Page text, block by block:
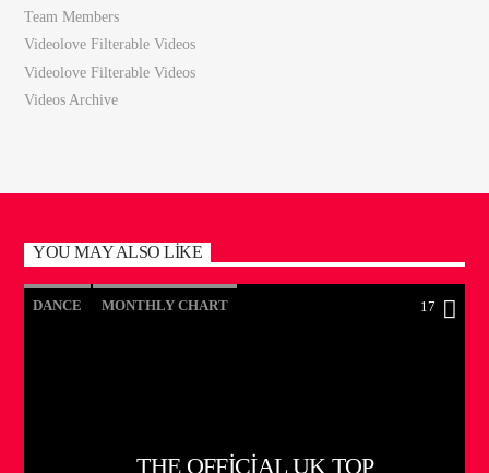
Team Members
Videolove Filterable Videos
Videolove Filterable Videos
Videos Archive
YOU MAY ALSO LIKE
DANCE MONTHLY CHART 17
THE OFFICIAL UK TOP